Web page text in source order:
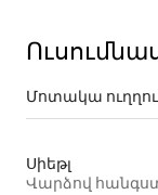
Մոտակա
Սիեթլ
Վարձով